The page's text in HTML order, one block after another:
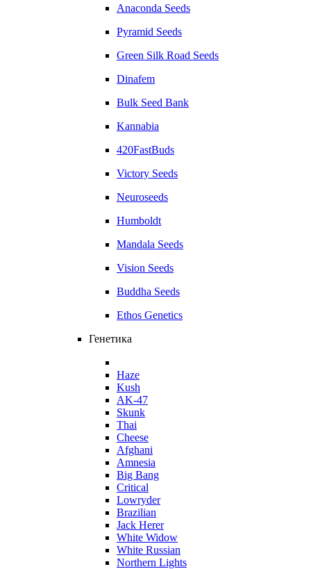
Anaconda Seeds
Pyramid Seeds
Green Silk Road Seeds
Dinafem
Bulk Seed Bank
Kannabia
420FastBuds
Victory Seeds
Neuroseeds
Humboldt
Mandala Seeds
Vision Seeds
Buddha Seeds
Ethos Genetics
Генетика
Haze
Kush
AK-47
Skunk
Thai
Cheese
Afghani
Amnesia
Big Bang
Critical
Lowryder
Brazilian
Jack Herer
White Widow
White Russian
Northern Lights